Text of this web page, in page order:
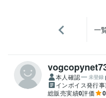
一
本人確認 未登録
インボイス発行
総販売実績0評価